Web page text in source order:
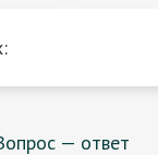
— ответ